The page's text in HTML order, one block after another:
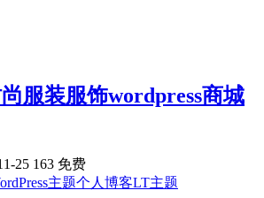
服装服饰wordpress商城
25 163 免费